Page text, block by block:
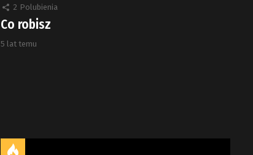
2 Polubienia
Co robisz
5 lat temu